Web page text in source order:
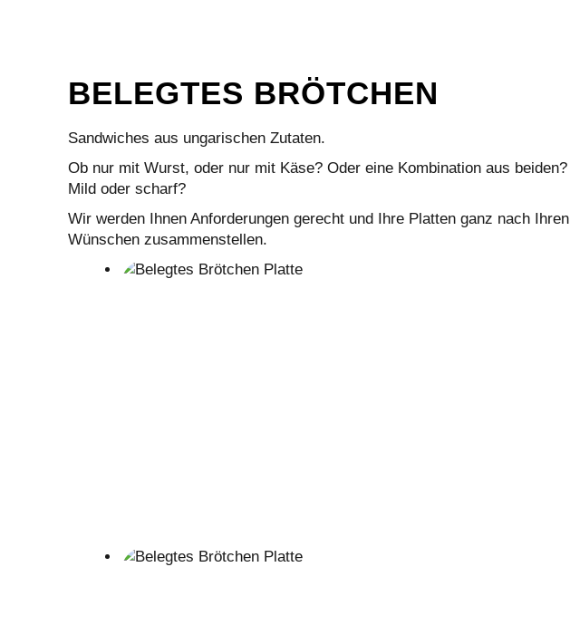
BELEGTES BRÖTCHEN
Sandwiches aus ungarischen Zutaten.
Ob nur mit Wurst, oder nur mit Käse? Oder eine Kombination aus beiden?
Mild oder scharf?
Wir werden Ihnen Anforderungen gerecht und Ihre Platten ganz nach Ihren
Wünschen zusammenstellen.